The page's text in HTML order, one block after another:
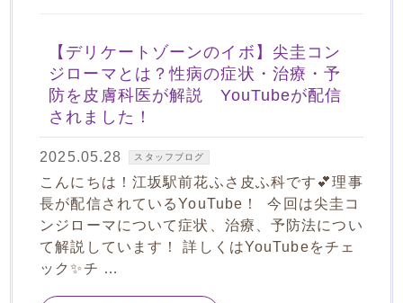
【デリケートゾーンのイボ】尖圭コン
ジローマとは？性病の症状・治療・予
防を皮膚科医が解説 YouTubeが配信
されました！
2025.05.28 スタッフブログ
こんにちは！江坂駅前花ふさ皮ふ科です💕理事
長が配信されているYouTube！ 今回は尖圭コ
ンジローマについて症状、治療、予防法につい
て解説しています！ 詳しくはYouTubeをチェ
ック✨チ …